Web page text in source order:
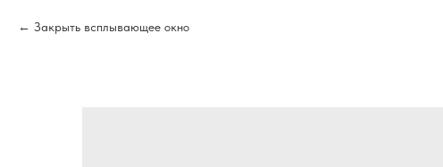
Закрыть всплывающее окно